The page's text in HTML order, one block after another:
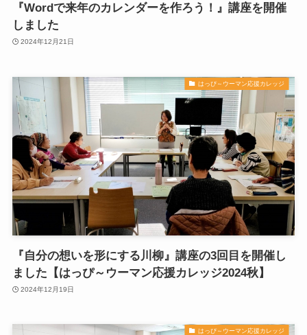
『Wordで来年のカレンダーを作ろう！』講座を開催
しました
2024年12月21日
はっぴ～ウーマン応援カレッジ
『自分の想いを形にする川柳』講座の3回目を開催し
ました【はっぴ～ウーマン応援カレッジ2024秋】
2024年12月19日
はっぴ～ウーマン応援カレッジ